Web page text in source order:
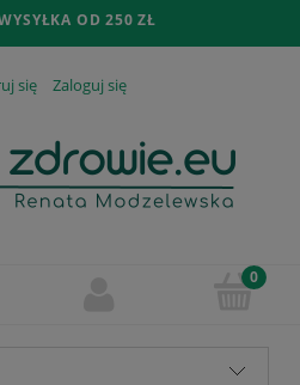
OD 250 ZŁ
się Zaloguj się